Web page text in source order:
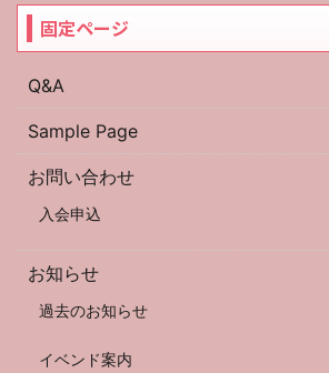
固定ページ
Q&A
Sample Page
お問い合わせ
入会申込
お知らせ
過去のお知らせ
イベンド案内